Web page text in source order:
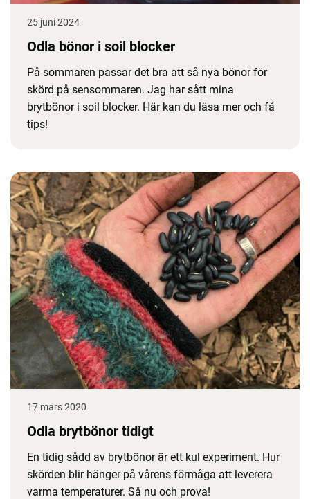
25 juni 2024
Odla bönor i soil blocker
På sommaren passar det bra att så nya bönor för
skörd på sensommaren. Jag har sått mina
brytbönor i soil blocker. Här kan du läsa mer och få
tips!
17 mars 2020
Odla brytbönor tidigt
En tidig sådd av brytbönor är ett kul experiment. Hur
skörden blir hänger på vårens förmåga att leverera
varma temperaturer. Så nu och prova!